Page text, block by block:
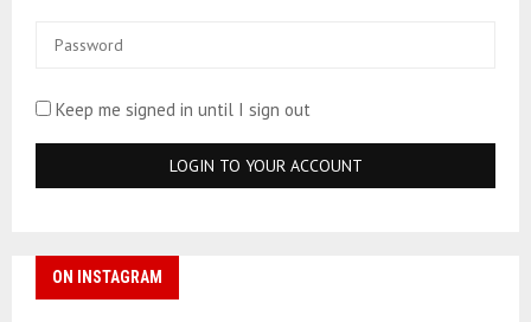
Keep me signed in until I sign out
ON INSTAGRAM